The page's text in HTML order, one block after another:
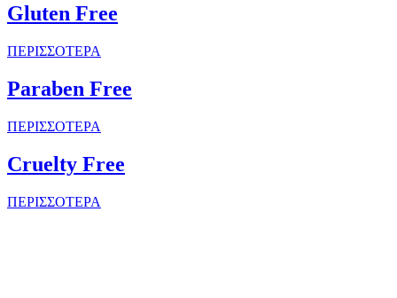
Gluten Free
ΠΕΡΙΣΣΟΤΕΡΑ
Paraben Free
ΠΕΡΙΣΣΟΤΕΡΑ
Cruelty Free
ΠΕΡΙΣΣΟΤΕΡΑ